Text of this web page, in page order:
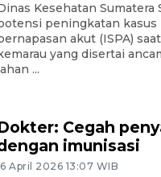
Kesehatan Sumatera
peningkatan kasus
akut (ISPA)
yang disertai
...
Cegah
imunisasi
April 2026 13:07 WIB